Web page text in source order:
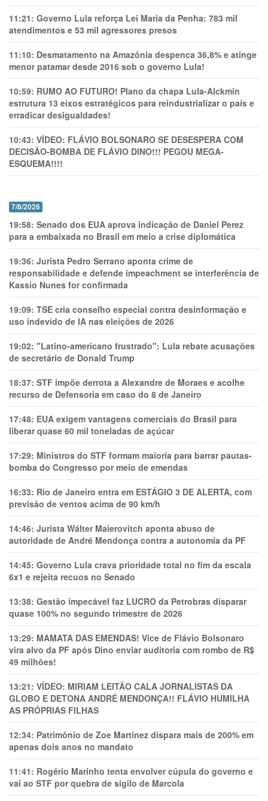
11:21: Governo Lula reforça Lei Maria da Penha: 783 mil
atendimentos e 53 mil agressores presos
11:10: Desmatamento na Amazônia despenca 36,8% e atinge
menor patamar desde 2016 sob o governo Lula!
10:59: RUMO AO FUTURO! Plano da chapa Lula-Alckmin
estrutura 13 eixos estratégicos para reindustrializar o país e
erradicar desigualdades!
10:43: VÍDEO: FLÁVIO BOLSONARO SE DESESPERA COM
DECISÃO-BOMBA DE FLÁVIO DINO!!! PEGOU MEGA-
ESQUEMA!!!!
7/8/2026
19:58: Senado dos EUA aprova indicação de Daniel Perez
para a embaixada no Brasil em meio a crise diplomática
19:36: Jurista Pedro Serrano aponta crime de
responsabilidade e defende impeachment se interferência de
Kassio Nunes for confirmada
19:09: TSE cria conselho especial contra desinformação e
uso indevido de IA nas eleições de 2026
19:02: "Latino-americano frustrado": Lula rebate acusações
de secretário de Donald Trump
18:37: STF impõe derrota a Alexandre de Moraes e acolhe
recurso de Defensoria em caso do 8 de Janeiro
17:48: EUA exigem vantagens comerciais do Brasil para
liberar quase 60 mil toneladas de açúcar
17:29: Ministros do STF formam maioria para barrar pautas-
bomba do Congresso por meio de emendas
16:33: Rio de Janeiro entra em ESTÁGIO 3 DE ALERTA, com
previsão de ventos acima de 90 km/h
14:46: Jurista Wálter Maierovitch aponta abuso de
autoridade de André Mendonça contra a autonomia da PF
14:45: Governo Lula crava prioridade total no fim da escala
6x1 e rejeita recuos no Senado
13:38: Gestão impecável faz LUCRO da Petrobras disparar
quase 100% no segundo trimestre de 2026
13:29: MAMATA DAS EMENDAS! Vice de Flávio Bolsonaro
vira alvo da PF após Dino enviar auditoria com rombo de R$
49 milhões!
13:21: VÍDEO: MIRIAM LEITÃO CALA JORNALISTAS DA
GLOBO E DETONA ANDRÉ MENDONÇA!! FLÁVIO HUMILHA
AS PRÓPRIAS FILHAS
12:34: Patrimônio de Zoe Martínez dispara mais de 200% em
apenas dois anos no mandato
11:41: Rogério Marinho tenta envolver cúpula do governo e
vai ao STF por quebra de sigilo de Marcola